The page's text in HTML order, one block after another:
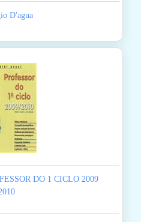
D'agua
DO 1 CICLO 2009